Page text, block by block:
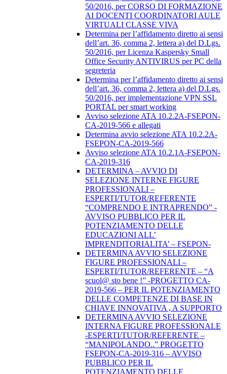
50/2016, per CORSO DI FORMAZIONE
AI DOCENTI COORDINATORI AULE
VIRTUALI CLASSE VIVA
Determina per l’affidamento diretto ai sensi
dell’art. 36, comma 2, lettera a) del D.Lgs.
50/2016, per Licenza Kaspersky Small
Office Security ANTIVIRUS per PC della
segreteria
Determina per l’affidamento diretto ai sensi
dell’art. 36, comma 2, lettera a) del D.Lgs.
50/2016, per implementazione VPN SSL
PORTAL per smart working
Avviso selezione ATA 10.2.2A-FSEPON-
CA-2019-566 e allegati
Determina avvio selezione ATA 10.2.2A-
FSEPON-CA-2019-566
Avviso selezione ATA 10.2.1A-FSEPON-
CA-2019-316
DETERMINA – AVVIO DI
SELEZIONE INTERNE FIGURE
PROFESSIONALI –
ESPERTI/TUTOR/REFERENTE
“COMPRENDO E INTRAPRENDO” -
AVVISO PUBBLICO PER IL
POTENZIAMENTO DELLE
EDUCAZIONI ALL’
IMPRENDITORIALITA’ – FSEPON-
DETERMINA AVVIO SELEZIONE
FIGURE PROFESSIONALI –
ESPERTI/TUTOR/REFERENTE – “A
scuol@ sto bene !” -PROGETTO CA-
2019-566 – PER IL POTENZIAMENTO
DELLE COMPETENZE DI BASE IN
CHIAVE INNOVATIVA , A SUPPORTO
DETERMINA AVVIO SELEZIONE
INTERNA FIGURE PROFESSIONALE
-ESPERTI/TUTOR/REFERENTE –
“MANIPOLANDO..” PROGETTO
FSEPON-CA-2019-316 – AVVISO
PUBBLICO PER IL
POTENZIAMENTO DELLE